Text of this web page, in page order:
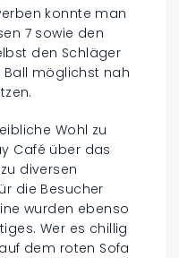
konnte man
7 sowie den
den Schläger
Ball möglichst nah
Wohl zu
Café über das
diversen
die Besucher
wurden ebenso
Wer es chillig
dem roten Sofa